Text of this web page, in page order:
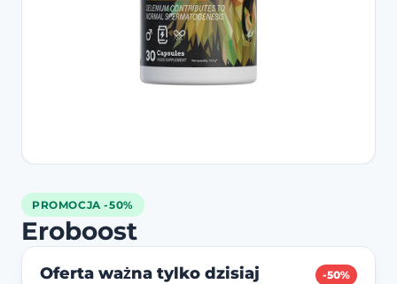
PROMOCJA -50%
Eroboost
Oferta ważna tylko dzisiaj -50%